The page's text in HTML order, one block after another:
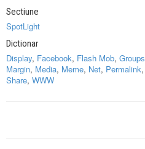
Sectiune
SpotLight
Dictionar
Display, Facebook, Flash Mob, Groups
Margin, Media, Meme, Net, Permalink,
Share, WWW